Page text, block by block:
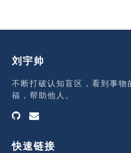
刘宇帅
不断打破认知盲区，看到事物
福，帮助他人。
快速链接